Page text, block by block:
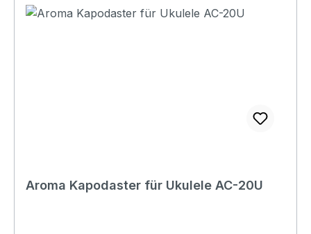
Aroma Kapodaster für Ukulele AC-20U